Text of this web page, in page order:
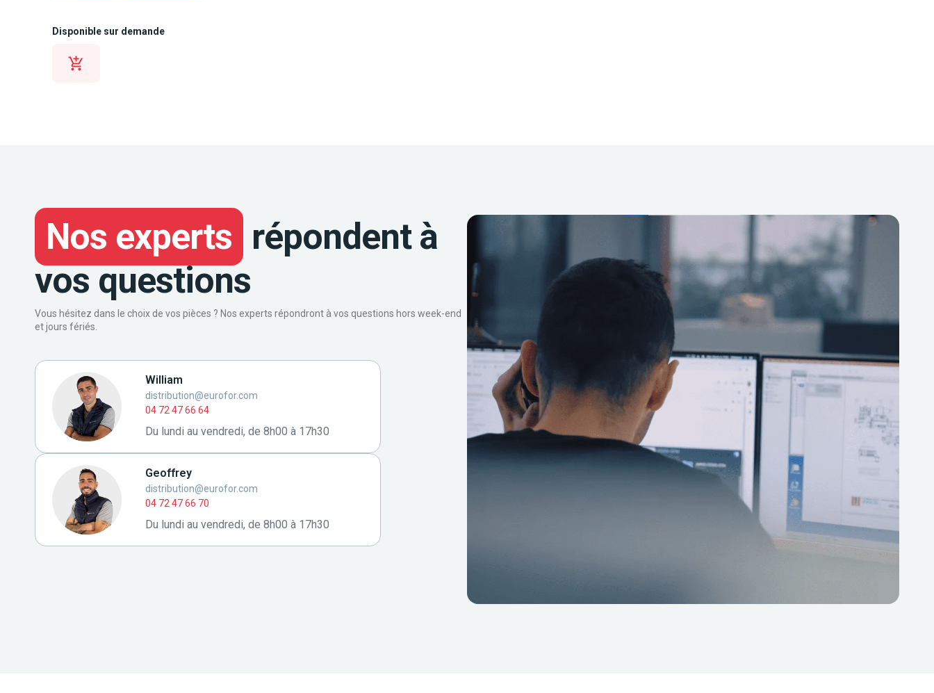
Disponible sur demande
Nos experts répondent à
vos questions
Vous hésitez dans le choix de vos pièces ? Nos experts répondront à vos questions hors week-end
et jours fériés.
William
distribution@eurofor.com
04 72 47 66 64
Du lundi au vendredi, de 8h00 à 17h30
Geoffrey
distribution@eurofor.com
04 72 47 66 70
Du lundi au vendredi, de 8h00 à 17h30